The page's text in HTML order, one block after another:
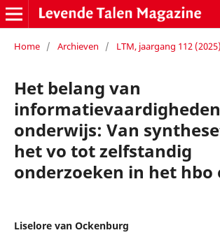
Home / Archieven / LTM, jaargang 112
Het belang van
onderwijs: Van
het vo tot zelfstandig
onderzoeken in het hbo
Liselore van Ockenburg